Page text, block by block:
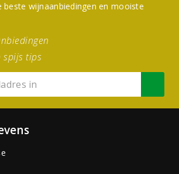
beste wijnaanbiedingen en mooiste
spijs tips